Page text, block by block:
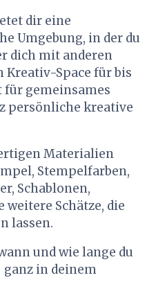
dir eine
Umgebung, in der du
dich mit anderen
Kreativ-Space für bis
für gemeinsames
persönliche kreative
Materialien
Stempelfarben,
Schablonen,
Schätze, die
lassen.
und wie lange du
in deinem